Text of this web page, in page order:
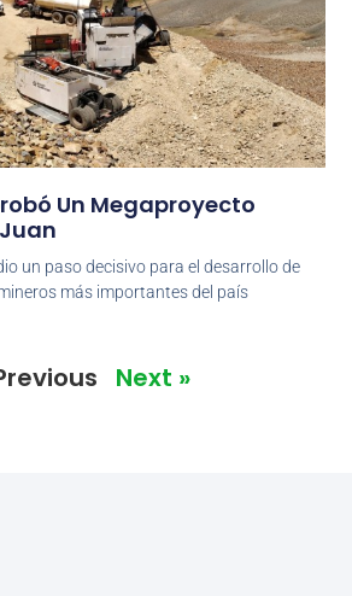
Un Megaproyecto
un paso decisivo para el desarrollo de
más importantes del país
Next »